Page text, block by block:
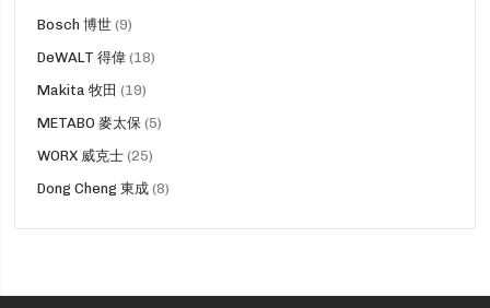
Bosch 博世 9貨
DeWALT 得偉 18貨
Makita 牧田 19貨
METABO 麥太保 5貨
WORX 威克士 25貨
Dong Cheng 東成 8貨